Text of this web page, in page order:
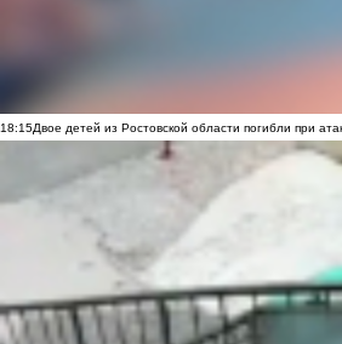
18:15Двое детей из Ростовской области погибли при